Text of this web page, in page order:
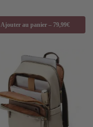
Ajouter au panier – 79,99€